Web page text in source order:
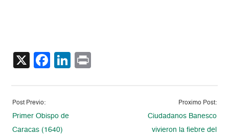
X Facebook
LinkedIn
Post Previo:
Primer Obispo de
Caracas (1640)
Proximo Post:
Ciudadanos Banesco
vivieron la fiebre del